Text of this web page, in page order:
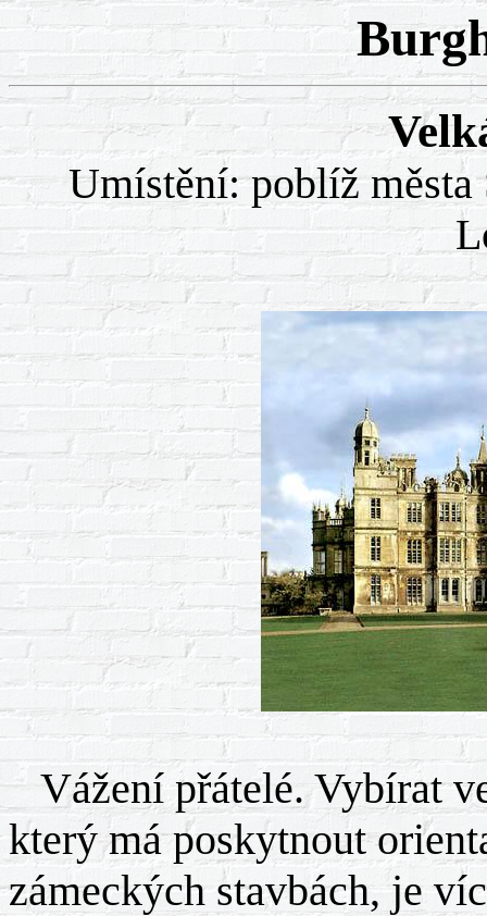
Umístění: poblíž města
Vážení přátelé. Vybírat
který má poskytnout
zámeckých stavbách, je